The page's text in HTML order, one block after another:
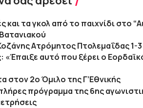
και τα γκολ από το παιχνίδι στο
Ατρόμητος Πτολεμαΐδας 1-3
«Έπαιξε αυτό που ξέρει ο
στον 2ο Όμιλο της Γ’Εθνικής
πρόγραμμα της 6ης